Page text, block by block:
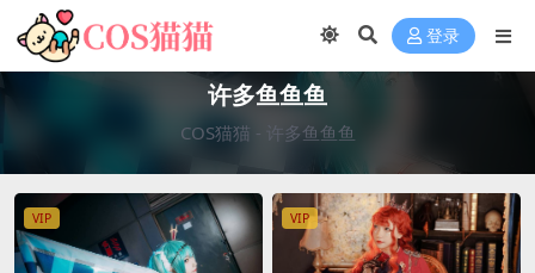
登录
许多鱼鱼鱼
COS猫猫 - 许多鱼鱼鱼
VIP VIP